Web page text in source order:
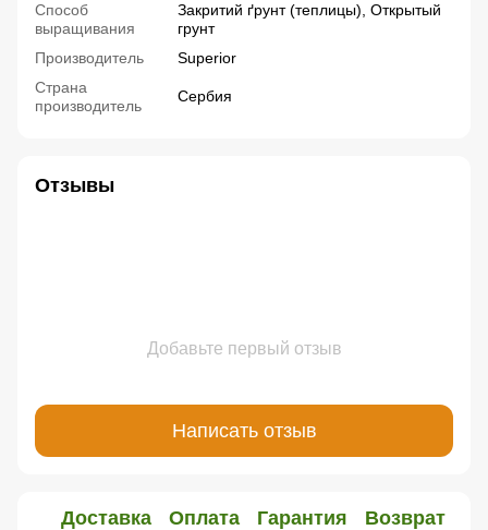
Способ
выращивания
Закритий ґрунт (теплицы), Открытый
грунт
Производитель
Superior
Страна
производитель
Сербия
Отзывы
Добавьте первый отзыв
Написать отзыв
Доставка Оплата Гарантия Возврат